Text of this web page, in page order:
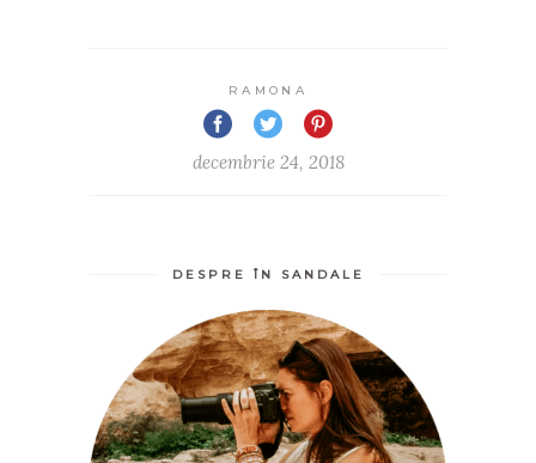
RAMONA
decembrie 24, 2018
DESPRE ÎN SANDALE